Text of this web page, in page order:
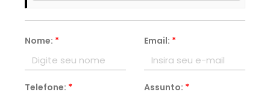
Nome: * Email: *
Telefone: * Assunto: *